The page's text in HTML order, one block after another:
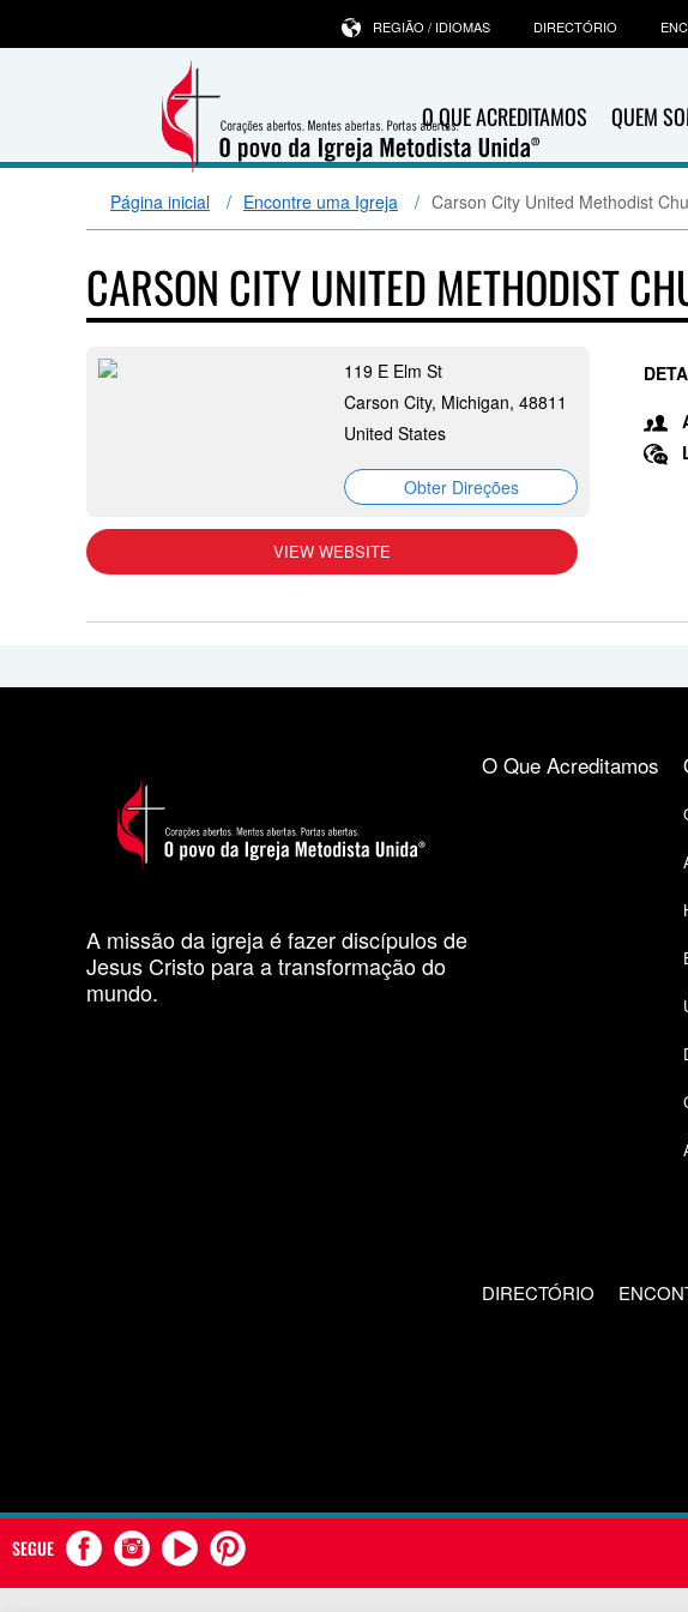
O QUE ACREDITAMOS QUEM
REGIÃO / IDIOMAS DIRECTÓRIO
Página inicial Encontre uma Igreja Carson City United Methodist
CARSON CITY UNITED METHODIST
119 E Elm St
Carson City, Michigan, 48811
United States
Obter Direções
VIEW WEBSITE
A missão da igreja é fazer discípulos de
Jesus Cristo para a transformação do
mundo.
O Que Acreditamos
DIRECTÓRIO
SEGUE